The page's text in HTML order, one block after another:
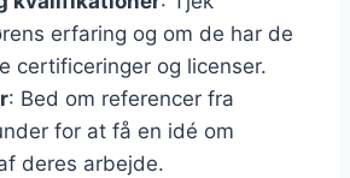
erfaring og om de har de
certificeringer og licenser.
: Bed om referencer fra
for at få en idé om
deres arbejde.